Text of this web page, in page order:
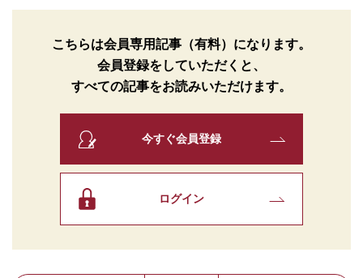
こちらは会員専用記事（有料）になります。
会員登録をしていただくと、
すべての記事をお読みいただけます。
今すぐ会員登録
ログイン